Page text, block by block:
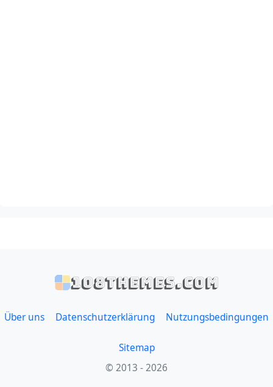
108themes.com
Über uns Datenschutzerklärung Nutzungsbedingungen
Sitemap
© 2013 - 2026